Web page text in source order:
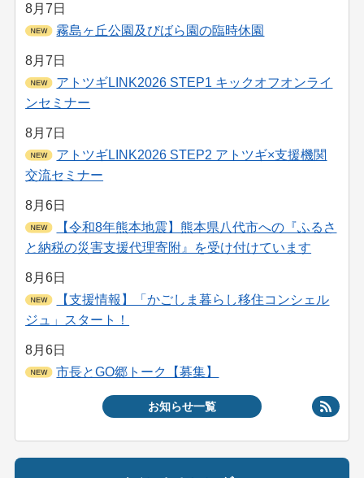
8月7日
霧島ヶ丘公園及びばら園の臨時休園
8月7日
アトツギLINK2026 STEP1 キックオフオンライ
ンセミナー
8月7日
アトツギLINK2026 STEP2 アトツギ×支援機関
交流セミナー
8月6日
【令和8年熊本地震】熊本県八代市への『ふるさ
と納税の災害支援代理寄附』を受け付けています
8月6日
【支援情報】「かごしま暮らし移住コンシェル
ジュ」スタート！
8月6日
市長とGO郷トーク【募集】
お知らせ一覧